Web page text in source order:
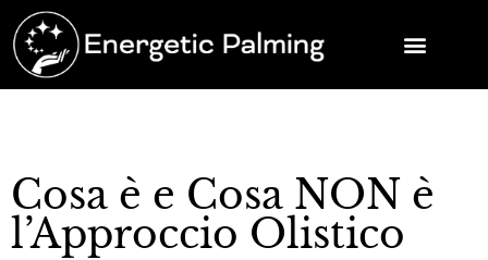
Cosa è e Cosa NON è
l’Approccio Olistico